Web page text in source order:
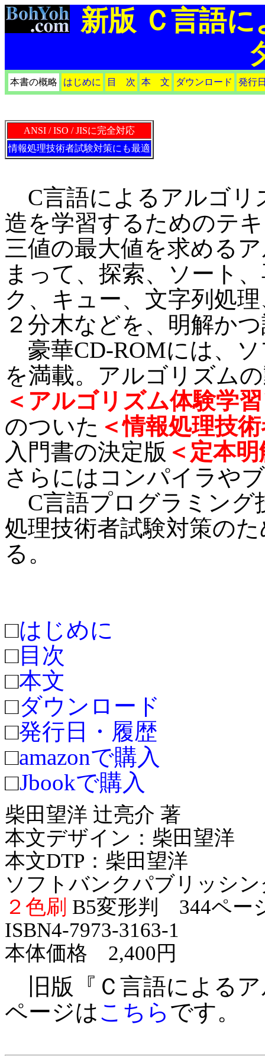
新版 Ｃ言語
本書の概略 はじめに 目 次 本 文 ダウンロード 発行
ANSI / ISO / JISに完全対応
情報処理技術者試験対策にも最適
C言語によるアルゴリ
造を学習するためのテ
三値の最大値を求める
まって、探索、ソート
ク、キュー、文字列処
２分木などを、明解か
豪華CD-ROMには、
を満載。アルゴリズム
＜アルゴリズム体験学
のついた ＜情報処理技
入門書の決定版 ＜定本
さらにはコンパイラや
C言語プログラミング
処理技術者試験対策の
る。
□はじめに
□目次
□本文
□ダウンロード
□発行日・履歴
□amazonで購入
□Jbookで購入
柴田望洋 辻亮介 著
本文デザイン：柴田望洋
本文DTP：柴田望洋
ソフトバンクパブリッシン
２色刷 B5変形判 344ペー
ISBN4-7973-3163-1
本体価格 2,400円
旧版『Ｃ言語による
ページはこちら です。